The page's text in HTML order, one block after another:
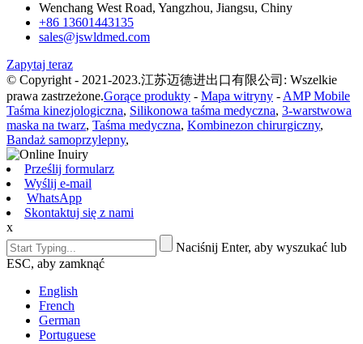
Wenchang West Road, Yangzhou, Jiangsu, Chiny
+86 13601443135
sales@jswldmed.com
Zapytaj teraz
© Copyright - 2021-2023.江苏迈德进出口有限公司: Wszelkie
prawa zastrzeżone.Gorące produkty - Mapa witryny - AMP Mobile
Taśma kinezjologiczna, Silikonowa taśma medyczna, 3-warstwowa
maska na twarz, Taśma medyczna, Kombinezon chirurgiczny,
Bandaż samoprzylepny,
Prześlij formularz
Wyślij e-mail
WhatsApp
Skontaktuj się z nami
x
Naciśnij Enter, aby wyszukać lub
ESC, aby zamknąć
English
French
German
Portuguese